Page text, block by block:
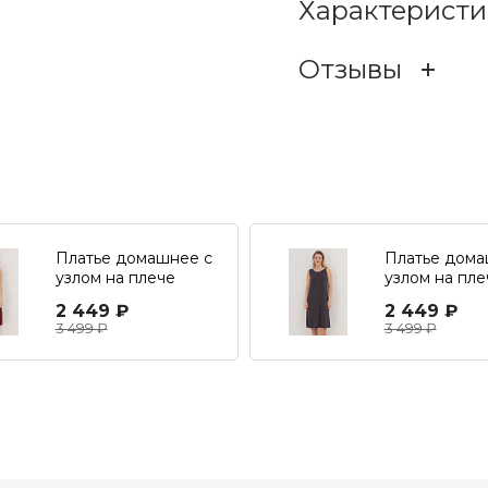
Удобные домашние
Оптимальная длина и
Коллекция
Отзывы
Отзывов
Платье домашнее с
узлом на плече
2 449 ₽
3 499 ₽
Платье
узлом на
2 449 ₽
3 499 ₽